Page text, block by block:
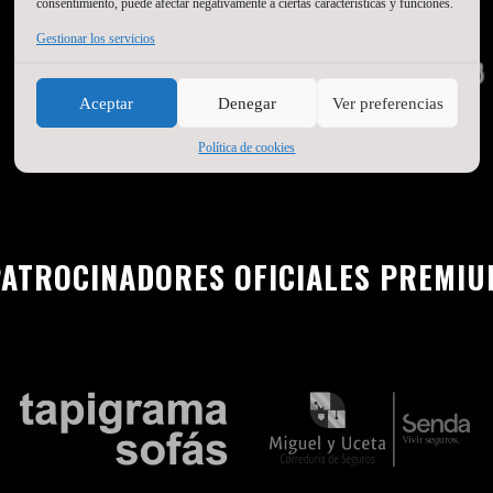
Gestionar los servicios
Aceptar Denegar Ver preferencias
Política de cookies
OFICIALES